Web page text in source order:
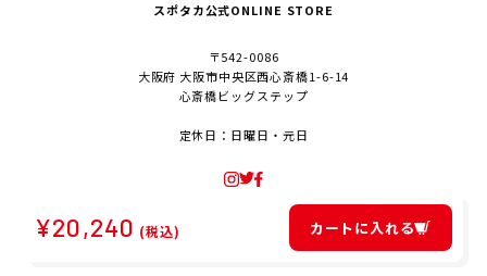
スポタカ公式ONLINE STORE
〒542-0086
大阪府 大阪市中央区西心斎橋1-6-14
心斎橋ビッグステップ
定休日：日曜日・元日
© SPOTAKA Corporation. All Rights Reserved.
¥20,240 (税込) カートに入れる